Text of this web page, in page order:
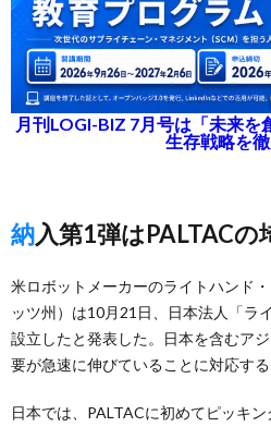
月刊LOGI-BIZ 7月号は「未来を
生存戦略を
納入第1弾はPALTAC
米ロボットメーカーのライトハンド
ッツ州）は10月21日、日本法人「ラ
設立したと発表した。日本を含むア
要が急速に伸びていることに対応する
日本では、PALTACに初めてピッキ